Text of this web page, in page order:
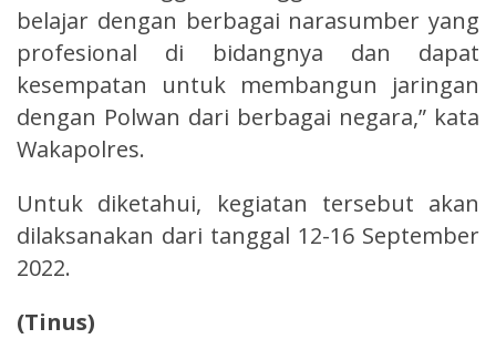
belajar dengan berbagai narasumber yang
profesional di bidangnya dan dapat
kesempatan untuk membangun jaringan
dengan Polwan dari berbagai negara,” kata
Wakapolres.
Untuk diketahui, kegiatan tersebut akan
dilaksanakan dari tanggal 12-16 September
2022.
(Tinus)